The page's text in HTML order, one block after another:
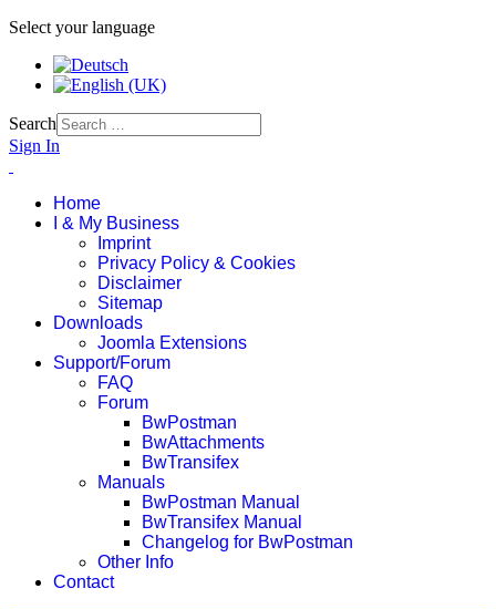
Select your language
Search
Sign In
Home
I & My Business
Imprint
Privacy Policy & Cookies
Disclaimer
Sitemap
Downloads
Joomla Extensions
Support/Forum
FAQ
Forum
BwPostman
BwAttachments
BwTransifex
Manuals
BwPostman Manual
BwTransifex Manual
Changelog for BwPostman
Other Info
Contact